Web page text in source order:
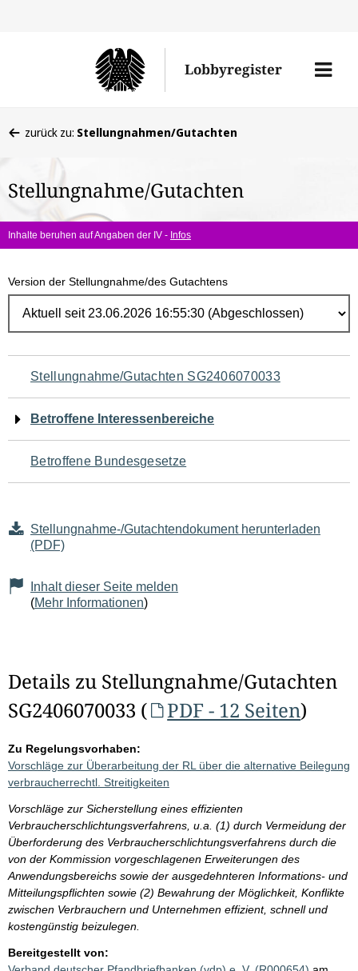
Lobbyregister
Menü
befinden
hier:
zurück zu: Stellungnahmen/Gutachten
Stellungnahme/Gutachten
Inhalte beruhen auf Angaben der IV - Infos
Version der Stellungnahme/des Gutachtens
Navigation
für
den
Seiteninhalt
Stellungnahme/Gutachten SG2406070033
Betroffene Interessenbereiche
Betroffene Bundesgesetze
Stellungnahme-/Gutachtendokument herunterladen
(PDF)
Inhalt dieser Seite melden
(Mehr Informationen)
Details zu Stellungnahme/Gutachten
SG2406070033 (
PDF - 12 Seiten)
Zu Regelungsvorhaben:
Vorschläge zur Überarbeitung der RL über die alternative Beilegung
verbraucherrechtl. Streitigkeiten
Vorschläge zur Sicherstellung eines effizienten
Verbraucherschlichtungsverfahrens, u.a. (1) durch Vermeidung der
Überforderung des Verbraucherschlichtungsverfahrens durch die
von der Kommission vorgeschlagenen Erweiterungen des
Anwendungsbereichs sowie der ausgedehnteren Informations- und
Mitteilungspflichten sowie (2) Bewahrung der Möglichkeit, Konflikte
zwischen Verbrauchern und Unternehmen effizient, schnell und
kostengünstig beizulegen.
Bereitgestellt von: